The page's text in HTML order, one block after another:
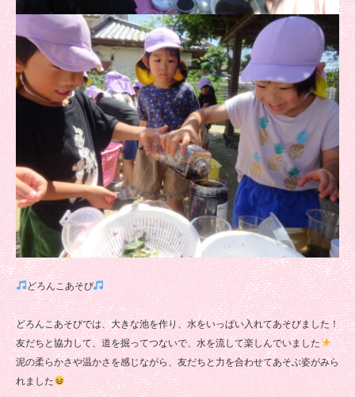
どろんこあそび
どろんこあそびでは、大きな池を作り、水をいっぱい入れてあそびました！
友だちと協力して、道を掘ってつないで、水を流して楽しんでいました
泥の柔らかさや温かさを感じながら、友だちと力を合わせてあそぶ姿がみら
れました